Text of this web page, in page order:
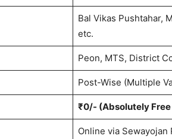
Bal Vikas Pushtahar,
etc.
Peon, MTS, District
Post-Wise (Multiple
₹0/- (Absolutely
Online via Sewayojan